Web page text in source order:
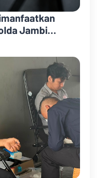
Jambi
dengan Janji